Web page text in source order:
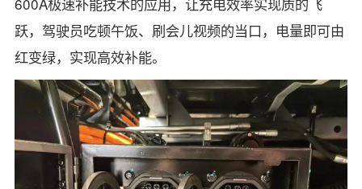
跃，驾驶员吃顿午饭、刷会儿视频的当口，电量即可由
红变绿，实现高效补能。